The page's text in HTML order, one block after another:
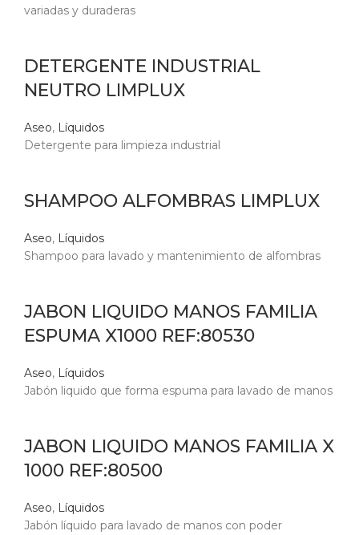
variadas y duraderas
DETERGENTE INDUSTRIAL
NEUTRO LIMPLUX
Aseo, Líquidos
Detergente para limpieza industrial
SHAMPOO ALFOMBRAS LIMPLUX
Aseo, Líquidos
Shampoo para lavado y mantenimiento de alfombras
JABON LIQUIDO MANOS FAMILIA
ESPUMA X1000 REF:80530
Aseo, Líquidos
Jabón liquido que forma espuma para lavado de manos
JABON LIQUIDO MANOS FAMILIA X
1000 REF:80500
Aseo, Líquidos
Jabón líquido para lavado de manos con poder